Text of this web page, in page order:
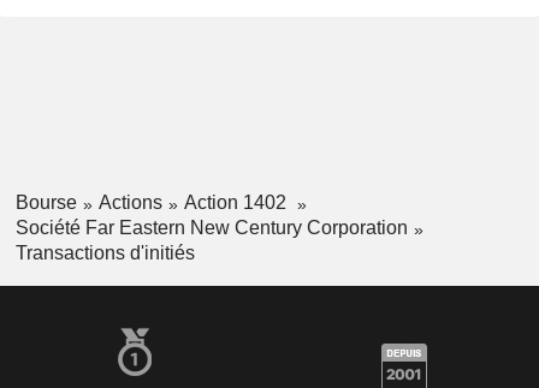
Bourse Actions
Action 1402
Société Far Eastern New Century Corporation
Transactions d'initiés